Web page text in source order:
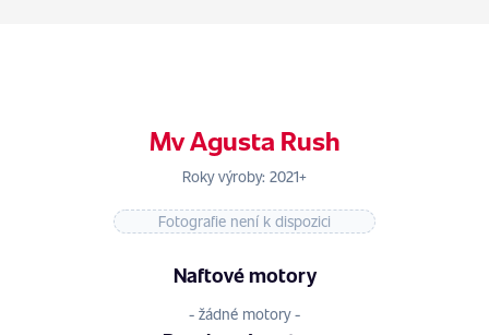
Mv Agusta Rush
Roky výroby: 2021+
Fotografie není k dispozici
Naftové motory
- žádné motory -